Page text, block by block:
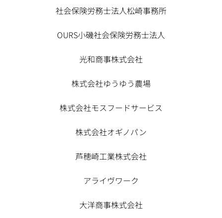
社会保険労務士法人松崎事務所
OURS小磯社会保険労務士法人
光和商事株式会社
株式会社ゆうゆう農場
株式会社モスフードサービス
株式会社オギノパン
芦穂崎工業株式会社
アライヴワーク
大洋商事株式会社